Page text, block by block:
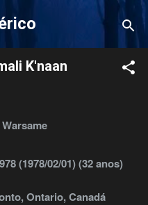
o conteúdo principal
K'naan
(1978/02/01) (32 anos)
Ontario, Canadá